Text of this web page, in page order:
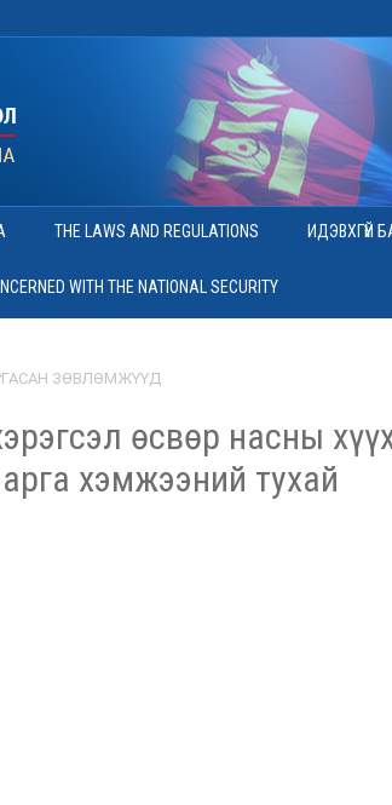
THE LAWS AND REGULATIONS ИДЭВХГҮЙ
WITH THE NATIONAL SECURITY
ЗӨВЛӨМЖҮҮД
өсвөр насны
хэмжээний тухай